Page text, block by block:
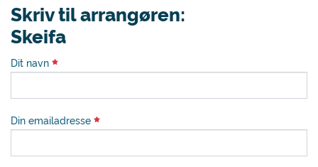
Skriv til arrangøren:
Skeifa
Dit navn
Din emailadresse